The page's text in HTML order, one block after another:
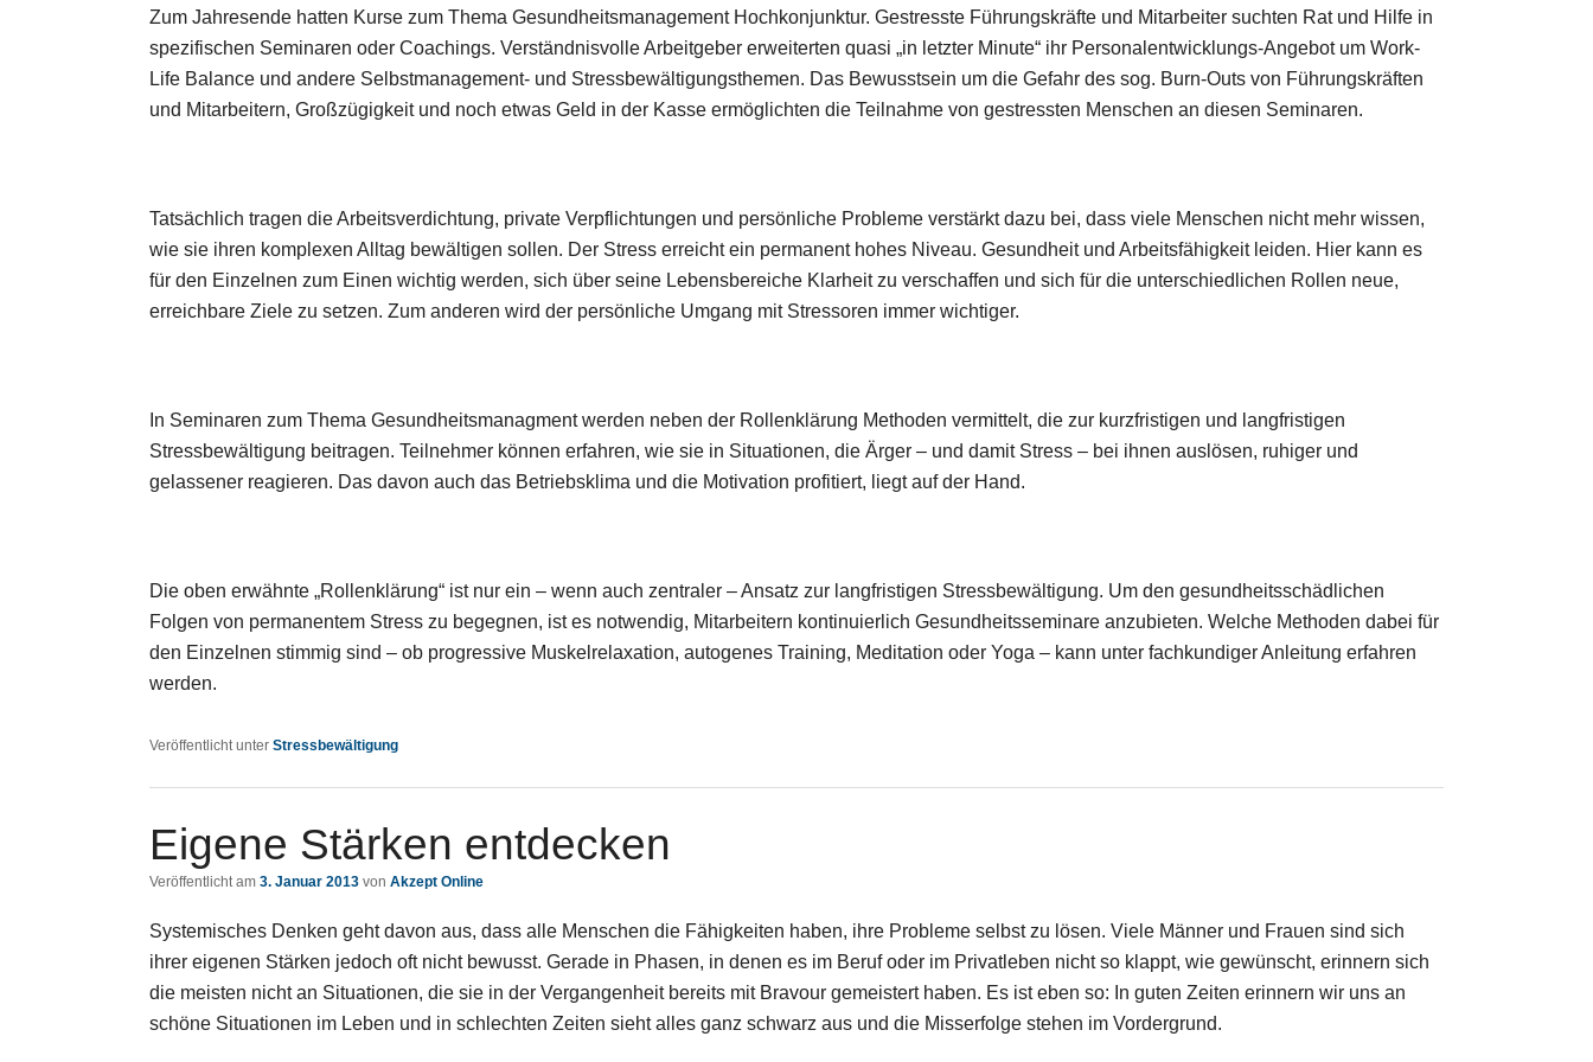
Zum Jahresende hatten Kurse zum Thema Gesundheitsmanagement Hochkonjunktur. Gestresste Führungskräfte und Mitarbeiter suchten Rat und Hilfe in
spezifischen Seminaren oder Coachings. Verständnisvolle Arbeitgeber erweiterten quasi „in letzter Minute“ ihr Personalentwicklungs-Angebot um Work-
Life Balance und andere Selbstmanagement- und Stressbewältigungsthemen. Das Bewusstsein um die Gefahr des sog. Burn-Outs von Führungskräften
und Mitarbeitern, Großzügigkeit und noch etwas Geld in der Kasse ermöglichten die Teilnahme von gestressten Menschen an diesen Seminaren.
Tatsächlich tragen die Arbeitsverdichtung, private Verpflichtungen und persönliche Probleme verstärkt dazu bei, dass viele Menschen nicht mehr wissen,
wie sie ihren komplexen Alltag bewältigen sollen. Der Stress erreicht ein permanent hohes Niveau. Gesundheit und Arbeitsfähigkeit leiden. Hier kann es
für den Einzelnen zum Einen wichtig werden, sich über seine Lebensbereiche Klarheit zu verschaffen und sich für die unterschiedlichen Rollen neue,
erreichbare Ziele zu setzen. Zum anderen wird der persönliche Umgang mit Stressoren immer wichtiger.
In Seminaren zum Thema Gesundheitsmanagment werden neben der Rollenklärung Methoden vermittelt, die zur kurzfristigen und langfristigen
Stressbewältigung beitragen. Teilnehmer können erfahren, wie sie in Situationen, die Ärger – und damit Stress – bei ihnen auslösen, ruhiger und
gelassener reagieren. Das davon auch das Betriebsklima und die Motivation profitiert, liegt auf der Hand.
Die oben erwähnte „Rollenklärung“ ist nur ein – wenn auch zentraler – Ansatz zur langfristigen Stressbewältigung. Um den gesundheitsschädlichen
Folgen von permanentem Stress zu begegnen, ist es notwendig, Mitarbeitern kontinuierlich Gesundheitsseminare anzubieten. Welche Methoden dabei für
den Einzelnen stimmig sind – ob progressive Muskelrelaxation, autogenes Training, Meditation oder Yoga – kann unter fachkundiger Anleitung erfahren
werden.
Veröffentlicht unter Stressbewältigung
Eigene Stärken entdecken
Veröffentlicht am 3. Januar 2013 von Akzept Online
Systemisches Denken geht davon aus, dass alle Menschen die Fähigkeiten haben, ihre Probleme selbst zu lösen. Viele Männer und Frauen sind sich
ihrer eigenen Stärken jedoch oft nicht bewusst. Gerade in Phasen, in denen es im Beruf oder im Privatleben nicht so klappt, wie gewünscht, erinnern sich
die meisten nicht an Situationen, die sie in der Vergangenheit bereits mit Bravour gemeistert haben. Es ist eben so: In guten Zeiten erinnern wir uns an
schöne Situationen im Leben und in schlechten Zeiten sieht alles ganz schwarz aus und die Misserfolge stehen im Vordergrund.